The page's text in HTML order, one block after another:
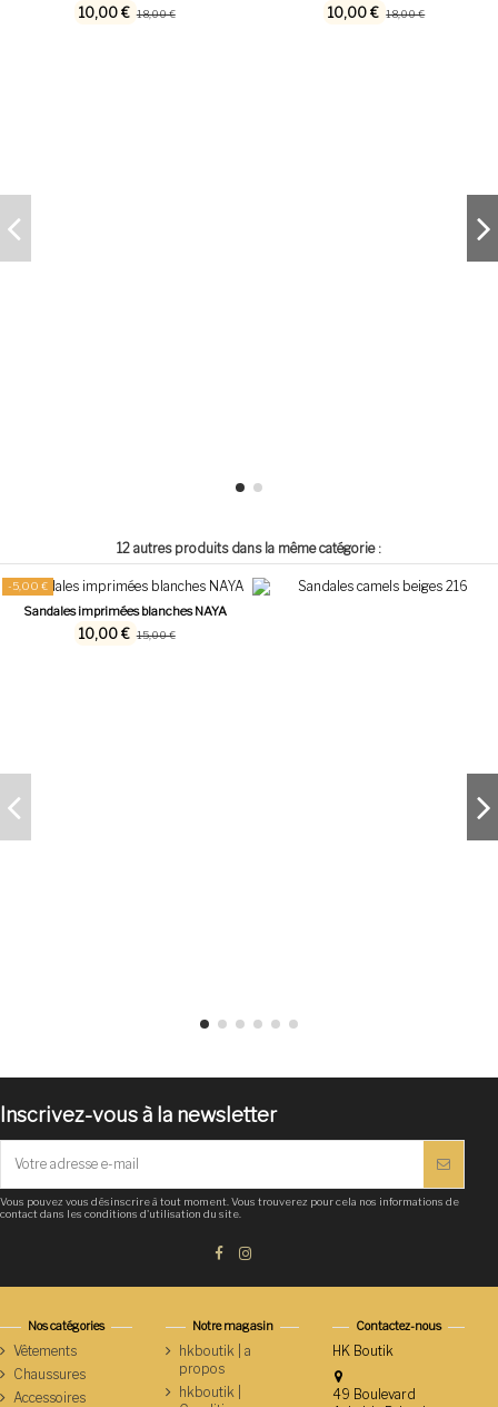
10,00 € 18,00 € 10,00 € 18,00 €
12 autres produits dans la même catégorie :
-5,00 €
Sandales imprimées blanches NAYA
10,00 € 15,00 €
Inscrivez-vous à la newsletter
Vous pouvez vous désinscrire à tout moment. Vous trouverez pour cela nos informations de
contact dans les conditions d'utilisation du site.
Nos catégories
Vêtements
Chaussures
Accessoires
Notre magasin
hkboutik | a
propos
hkboutik |
Contactez-nous
HK Boutik
49 Boulevard